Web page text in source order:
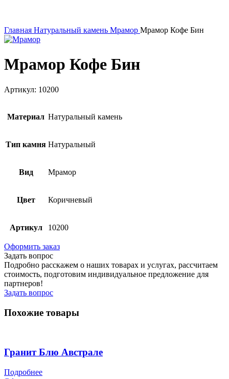
Главная Натуральный камень Мрамор Мрамор Кофе Бин
Мрамор Кофе Бин
Артикул: 10200
Материал Натуральный камень
Тип камня Натуральный
Вид Мрамор
Цвет Коричневый
Артикул 10200
Оформить заказ
Задать вопрос
Подробно расскажем о наших товарах и услугах, рассчитаем
стоимость, подготовим индивидуальное предложение для
партнеров!
Задать вопрос
Похожие товары
Гранит Блю Австрале
Подробнее